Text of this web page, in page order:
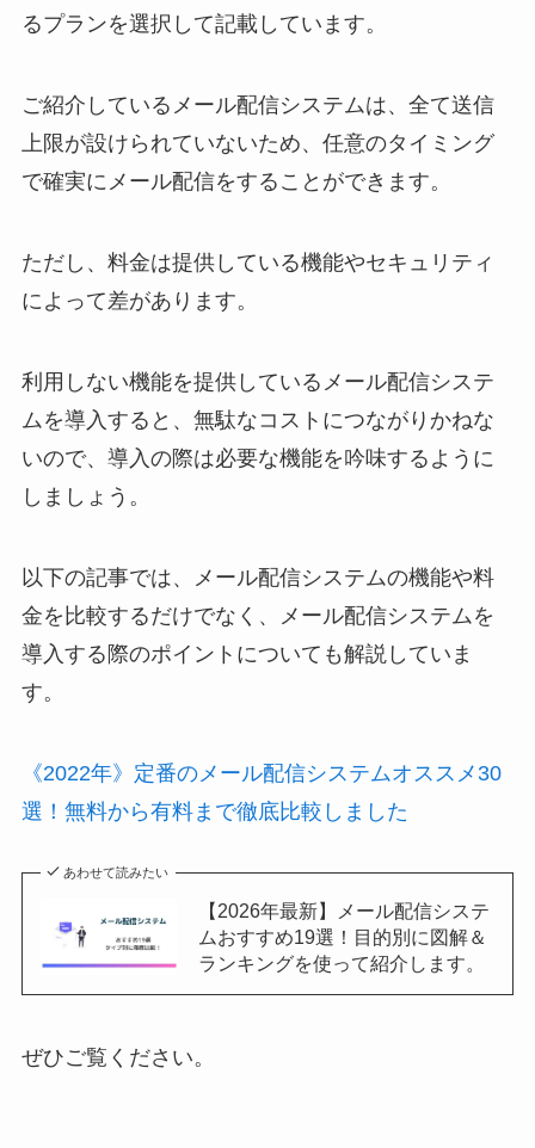
るプランを選択して記載しています。
ご紹介しているメール配信システムは、全て送信
上限が設けられていないため、任意のタイミング
で確実にメール配信をすることができます。
ただし、料金は提供している機能やセキュリティ
によって差があります。
利用しない機能を提供しているメール配信システ
ムを導入すると、無駄なコストにつながりかねな
いので、導入の際は必要な機能を吟味するように
しましょう。
以下の記事では、メール配信システムの機能や料
金を比較するだけでなく、メール配信システムを
導入する際のポイントについても解説していま
す。
《2022年》定番のメール配信システムオススメ30
選！無料から有料まで徹底比較しました
あわせて読みたい
【2026年最新】メール配信システ
ムおすすめ19選！目的別に図解＆
ランキングを使って紹介します。
ぜひご覧ください。